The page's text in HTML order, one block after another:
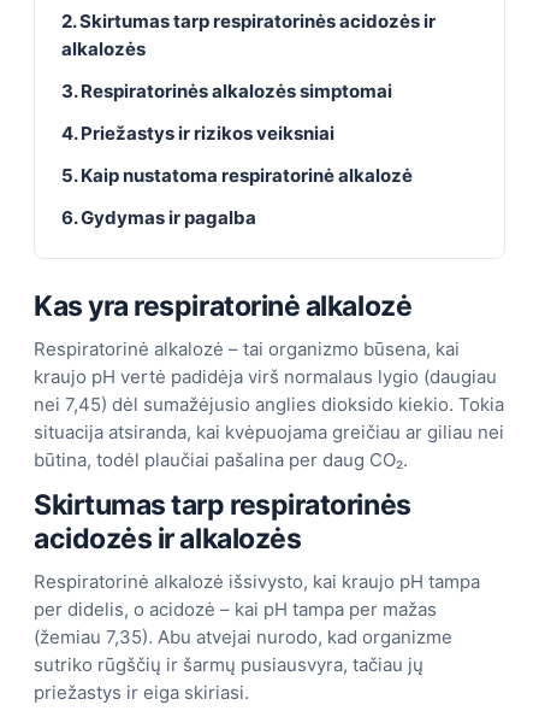
2. Skirtumas tarp respiratorinės acidozės ir
alkalozės
3. Respiratorinės alkalozės simptomai
4. Priežastys ir rizikos veiksniai
5. Kaip nustatoma respiratorinė alkalozė
6. Gydymas ir pagalba
Kas yra respiratorinė alkalozė
Respiratorinė alkalozė – tai organizmo būsena, kai
kraujo pH vertė padidėja virš normalaus lygio (daugiau
nei 7,45) dėl sumažėjusio anglies dioksido kiekio. Tokia
situacija atsiranda, kai kvėpuojama greičiau ar giliau nei
būtina, todėl plaučiai pašalina per daug CO₂.
Skirtumas tarp respiratorinės
acidozės ir alkalozės
Respiratorinė alkalozė išsivysto, kai kraujo pH tampa
per didelis, o acidozė – kai pH tampa per mažas
(žemiau 7,35). Abu atvejai nurodo, kad organizme
sutriko rūgščių ir šarmų pusiausvyra, tačiau jų
priežastys ir eiga skiriasi.